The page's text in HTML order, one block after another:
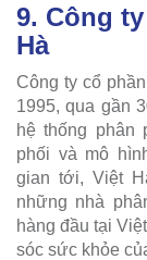
9. Công
Hà
Công ty cổ
1995, qua gần
hệ thống phân
phối và mô
gian tới, Việt
những nhà
hàng đầu tại
sóc sức khỏe